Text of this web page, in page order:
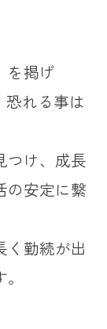
を掲げ
恐れる事は
つけ、成長
の安定に繋
く勤続が出